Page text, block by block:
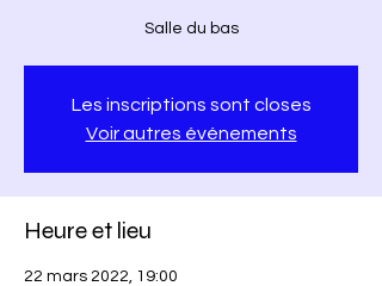
Salle du bas
Les inscriptions sont closes
Voir autres événements
Heure et lieu
22 mars 2022, 19:00